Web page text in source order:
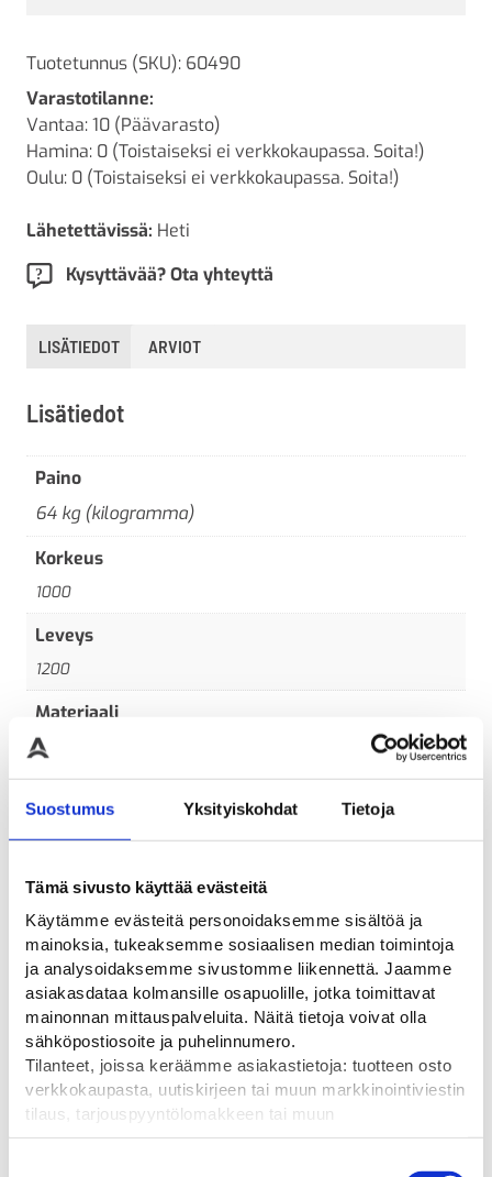
Suostumus Yksityiskohdat Tietoja
Tämä sivusto käyttää evästeitä
Käytämme evästeitä personoidaksemme sisältöä ja
mainoksia, tukeaksemme sosiaalisen median toimintoja
ja analysoidaksemme sivustomme liikennettä. Jaamme
asiakasdataa kolmansille osapuolille, jotka toimittavat
mainonnan mittauspalveluita. Näitä tietoja voivat olla
sähköpostiosoite ja puhelinnumero.
Tilanteet, joissa keräämme asiakastietoja: tuotteen osto
verkkokaupasta, uutiskirjeen tai muun markkinointiviestin
tilaus, tarjouspyyntölomakkeen tai muun
yhteydenottolomakkeen lähettäminen, käyttäjätilin
Tuotetunnus (SKU): 60490
Varastotilanne:
Vantaa: 10 (Päävarasto)
Hamina: 0 (Toistaiseksi ei verkkokaupassa. Soita!)
Oulu: 0 (Toistaiseksi ei verkkokaupassa. Soita!)
Lähetettävissä: Heti
Kysyttävää? Ota yhteyttä
LISÄTIEDOT ARVIOT
Lisätiedot
Paino
64 kg (kilogramma)
Korkeus
1000
Leveys
1200
Materiaali
alumiini
Tutustu myös